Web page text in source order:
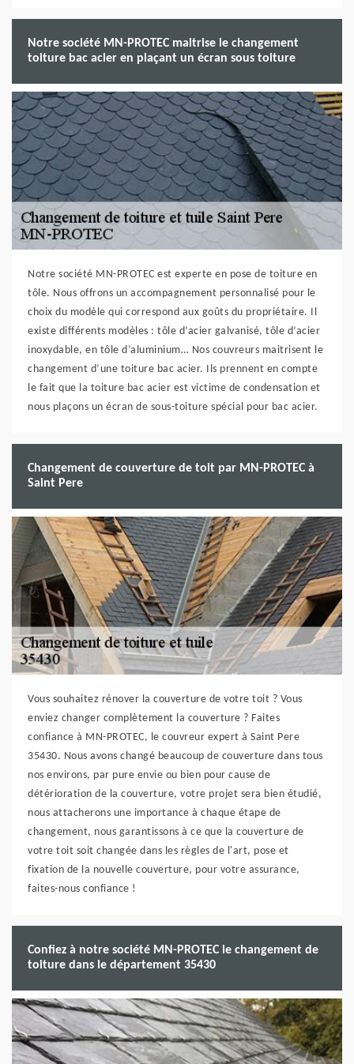
Notre société MN-PROTEC maitrise le changement
toiture bac acier en plaçant un écran sous toiture
Notre société MN-PROTEC est experte en pose de toiture en
tôle. Nous offrons un accompagnement personnalisé pour le
choix du modèle qui correspond aux goûts du propriétaire. Il
existe différents modèles : tôle d’acier galvanisé, tôle d’acier
inoxydable, en tôle d’aluminium… Nos couvreurs maitrisent le
changement d’une toiture bac acier. Ils prennent en compte
le fait que la toiture bac acier est victime de condensation et
nous plaçons un écran de sous-toiture spécial pour bac acier.
Changement de couverture de toit par MN-PROTEC à
Saint Pere
Vous souhaitez rénover la couverture de votre toit ? Vous
enviez changer complètement la couverture ? Faites
confiance à MN-PROTEC, le couvreur expert à Saint Pere
35430. Nous avons changé beaucoup de couverture dans tous
nos environs, par pure envie ou bien pour cause de
détérioration de la couverture, votre projet sera bien étudié,
nous attacherons une importance à chaque étape de
changement, nous garantissons à ce que la couverture de
votre toit soit changée dans les règles de l'art, pose et
fixation de la nouvelle couverture, pour votre assurance,
faites-nous confiance !
Confiez à notre société MN-PROTEC le changement de
toiture dans le département 35430